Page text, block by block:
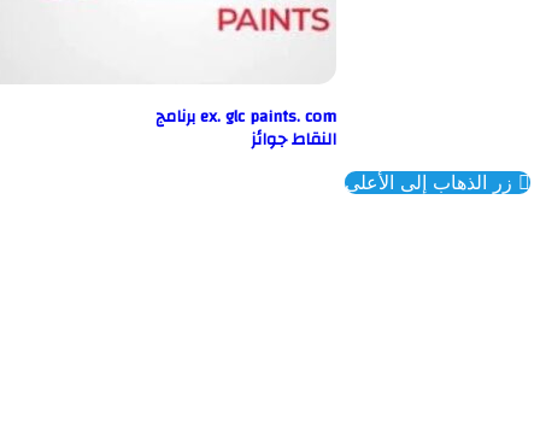
ex. glc paints. com برنامج
النقاط جوائز
إلى الأعلى